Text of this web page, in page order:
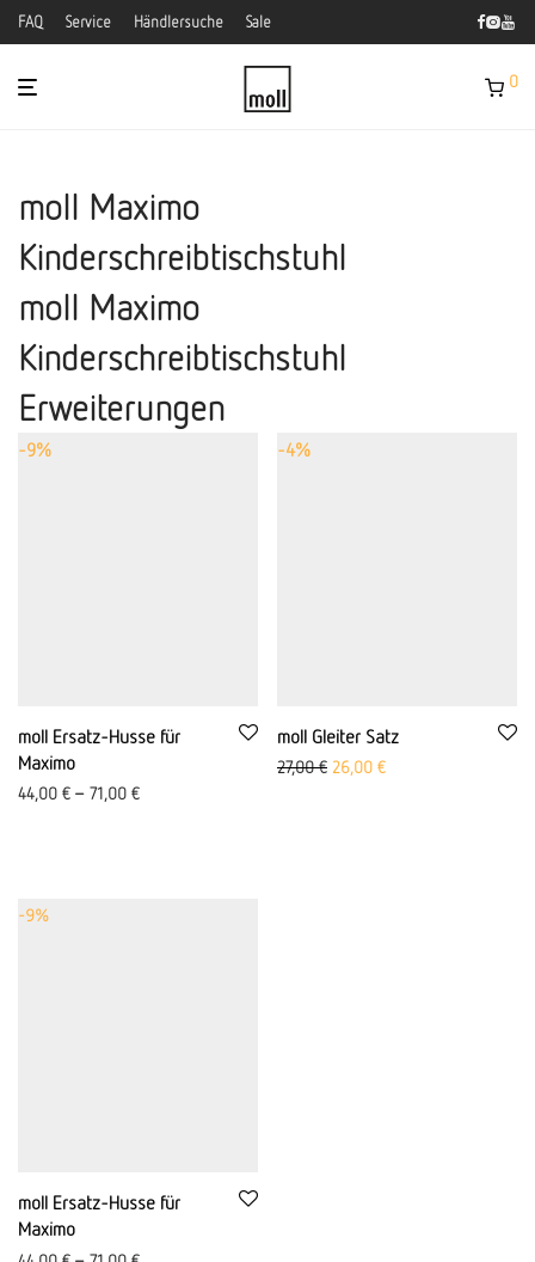
FAQ Service Händlersuche Sale
0
moll Maximo
Kinderschreibtischstuhl
moll Maximo
Kinderschreibtischstuhl
Erweiterungen
-9%
moll Ersatz-Husse für
Maximo
44,00 € – 71,00 €
-4%
moll Gleiter Satz
27,00€ Ursprünglicher Preis war:
26,00 €Aktueller Preis ist:
-9%
moll Ersatz-Husse für
Maximo